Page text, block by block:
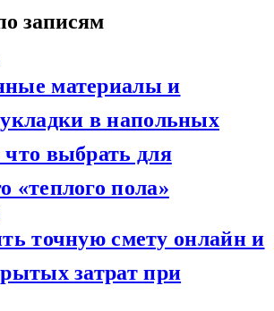
записям
материалы и
в напольных
выбрать для
«теплого пола»
точную смету онлайн и
затрат при